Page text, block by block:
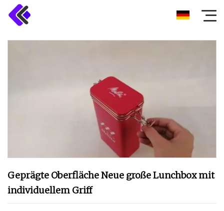
Geprägte Oberfläche Neue große Lunchbox mit
individuellem Griff